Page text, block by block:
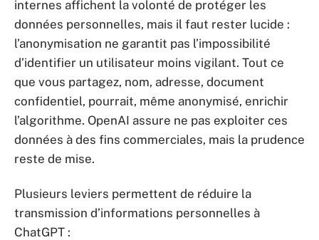
internes affichent la volonté de protéger les
données personnelles, mais il faut rester lucide :
l’anonymisation ne garantit pas l’impossibilité
d’identifier un utilisateur moins vigilant. Tout ce
que vous partagez, nom, adresse, document
confidentiel, pourrait, même anonymisé, enrichir
l’algorithme. OpenAI assure ne pas exploiter ces
données à des fins commerciales, mais la prudence
reste de mise.
Plusieurs leviers permettent de réduire la
transmission d’informations personnelles à
ChatGPT :